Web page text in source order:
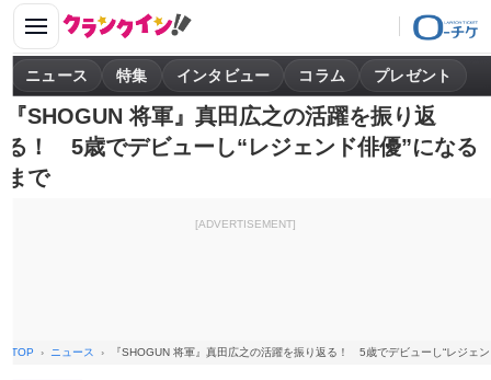
ニュース 特集 インタビュー コラム プレゼント
『SHOGUN 将軍』真田広之の活躍を振り返
る！ 5歳でデビューし“レジェンド俳優”になる
まで
[ADVERTISEMENT]
TOP ニュース 『SHOGUN 将軍』真田広之の活躍を振り返る！ 5歳でデビューし“レジェ